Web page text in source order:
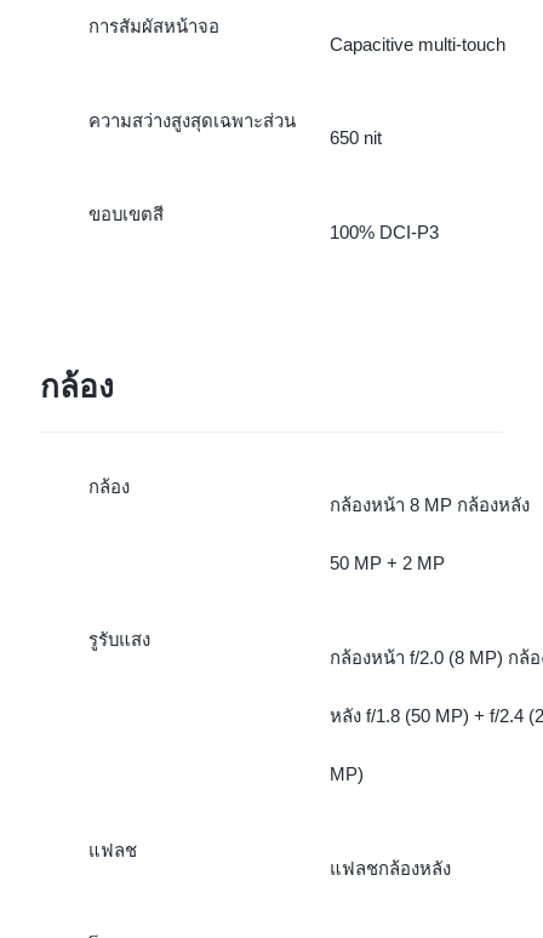
การสัมผัสหน้าจอ
Capacitive multi-touch
ความสว่างสูงสุดเฉพาะส่วน
650 nit
ขอบเขตสี
100% DCI-P3
กล้อง
กล้อง
กล้องหน้า 8 MP กล้องหลัง
50 MP + 2 MP
รูรับแสง
กล้องหน้า f/2.0 (8 MP) กล้อ
หลัง f/1.8 (50 MP) + f/2.4 (2
MP)
แฟลช
แฟลชกล้องหลัง